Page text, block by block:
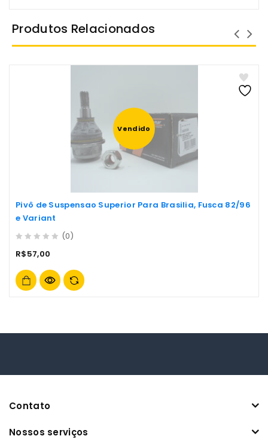
Produtos Relacionados
Vendido
Pivô de Suspensao Superior Para Brasilia, Fusca 82/96
e Variant
out
5
(0)
R$57,00
Contato
Nossos serviços